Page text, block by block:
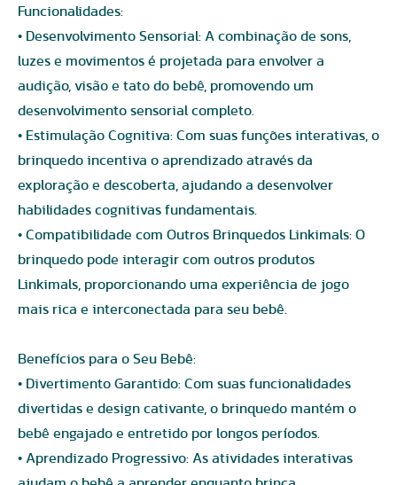
Funcionalidades:
• Desenvolvimento Sensorial: A combinação de sons,
luzes e movimentos é projetada para envolver a
audição, visão e tato do bebê, promovendo um
desenvolvimento sensorial completo.
• Estimulação Cognitiva: Com suas funções interativas, o
brinquedo incentiva o aprendizado através da
exploração e descoberta, ajudando a desenvolver
habilidades cognitivas fundamentais.
• Compatibilidade com Outros Brinquedos Linkimals: O
brinquedo pode interagir com outros produtos
Linkimals, proporcionando uma experiência de jogo
mais rica e interconectada para seu bebê.
Benefícios para o Seu Bebê:
• Divertimento Garantido: Com suas funcionalidades
divertidas e design cativante, o brinquedo mantém o
bebê engajado e entretido por longos períodos.
• Aprendizado Progressivo: As atividades interativas